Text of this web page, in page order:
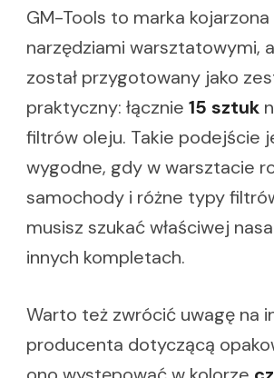
GM-Tools to marka kojarzona
narzędziami warsztatowymi,
został przygotowany jako
praktyczny: łącznie 15 sztuk
filtrów oleju. Takie podejście
wygodne, gdy w warsztacie
samochody i różne typy
musisz szukać właściwej
innych kompletach.
Warto też zwrócić uwagę na
producenta dotyczącą